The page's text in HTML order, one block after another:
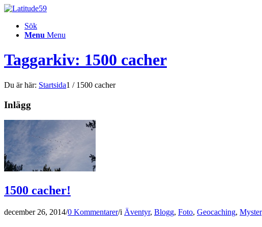
Sök
Menu Menu
Taggarkiv: 1500 cacher
Du är här: Startsida1 / 1500 cacher
Inlägg
1500 cacher!
december 26, 2014/0 Kommentarer/i Äventyr, Blogg, Foto, Geocaching,